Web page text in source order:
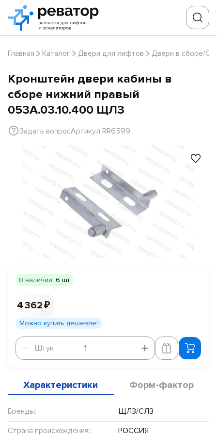
Главная Каталог Двери для лифтов Двери в сборе/
Кронштейн двери кабины в
сборе нижний правый
053А.03.10.400 ЩЛЗ
Задать вопросАртикул RR6599
В наличии: 6 шт
4 362 ₽
Можно купить дешевле!
Штук
Штук
Характеристики Форм-фактор
Бренды:
ЩЛЗ/СЛЗ
Страна происхождения:
РОССИЯ